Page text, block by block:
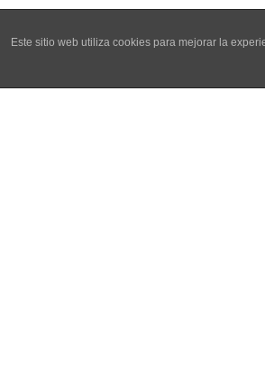
Este sitio web utiliza cookies para mejorar la